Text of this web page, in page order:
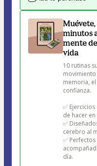
Muévete,
minutos
mente
vida
10 rutinas
memoria,
confianza.
✅
de hacer en
✅
cerebro al
✅
día.